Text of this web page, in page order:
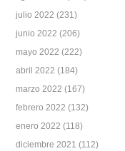
julio 2022 (231)
junio 2022 (206)
mayo 2022 (222)
abril 2022 (184)
marzo 2022 (167)
febrero 2022 (132)
enero 2022 (118)
diciembre 2021 (112)